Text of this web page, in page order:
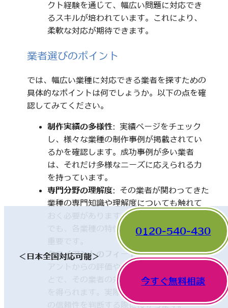
クト経験を通じて、幅広い問題に対応でき
るスキルが培われています。これにより、
柔軟な対応が期待できます。
業者選びのポイント
では、幅広い業種に対応できる業者を探すための
具体的なポイントは何でしょうか。以下の点を確
認してみてください。
制作実績の多様性: 実績ページをチェック
し、様々な業種の制作事例が掲載されてい
るかを確認します。成功事例が多い業者
は、それだけ多様なニーズに応えられる力
を持っています。
専門分野の理解度: その業者が関わってきた
業種の専門知識や理解度についても触れて
おく必要があります。一見、異なった分野
でも、各業種の特性を理解していることが
クライアントのフィードバック: 他のクライ
アントからの評価やレビューを確認するこ
とで、その業者の対応や成果に関する情報
を得られます。実際の利用者の声は、業者
の信頼性を判断する際に役立ちます。
＜日本全国対応可能＞
0120-540-430
今すぐ無料相談